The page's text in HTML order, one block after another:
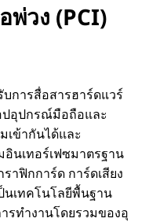
วง (PCI)
การสื่อสารฮาร์ดแวร์
อุปกรณ์มือถือและ
เข้ากันได้และ
นเทอร์เฟซมาตรฐาน
าฟิกการ์ด การ์ดเสียง
นเทคโนโลยีพื้นฐาน
รทํางานโดยรวมของอุ